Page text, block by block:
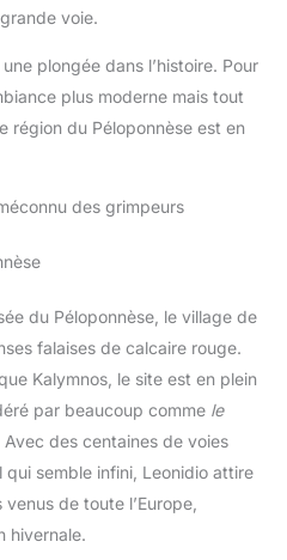
voie.
plongée dans l’histoire. Pour
plus moderne mais tout
région du Péloponnèse est en
des grimpeurs
du Péloponnèse, le village de
falaises de calcaire rouge.
Kalymnos, le site est en plein
par beaucoup comme le
Avec des centaines de voies
semble infini, Leonidio attire
de toute l’Europe,
hivernale.